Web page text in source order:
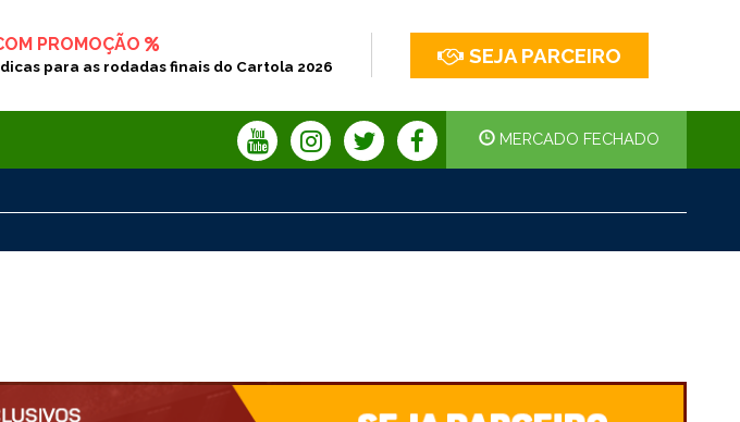
PROMOÇÃO
para as rodadas finais do Cartola 2026 SEJA PARCEIRO
MERCADO FECHADO